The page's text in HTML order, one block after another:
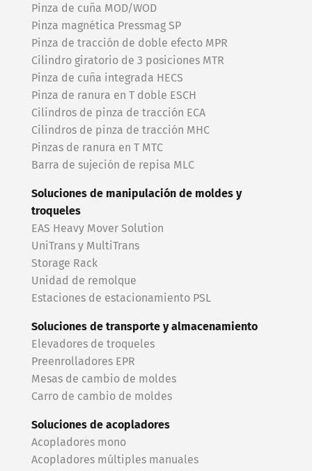
Pinza de cuña MOD/WOD
Pinza magnética Pressmag SP
Pinza de tracción de doble efecto MPR
Cilindro giratorio de 3 posiciones MTR
Pinza de cuña integrada HECS
Pinza de ranura en T doble ESCH
Cilindros de pinza de tracción ECA
Cilindros de pinza de tracción MHC
Pinzas de ranura en T MTC
Barra de sujeción de repisa MLC
Soluciones de manipulación de moldes y
troqueles
EAS Heavy Mover Solution
UniTrans y MultiTrans
Storage Rack
Unidad de remolque
Estaciones de estacionamiento PSL
Soluciones de transporte y almacenamiento
Elevadores de troqueles
Preenrolladores EPR
Mesas de cambio de moldes
Carro de cambio de moldes
Soluciones de acopladores
Acopladores mono
Acopladores múltiples manuales